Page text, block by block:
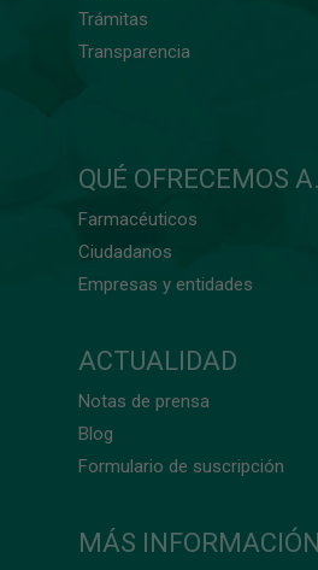
Trámitas
Transparencia
QUÉ OFRECEMOS
Farmacéuticos
Ciudadanos
Empresas y entidades
ACTUALIDAD
Notas de prensa
Blog
Formulario de suscripción
MÁS INFORMACIÓN